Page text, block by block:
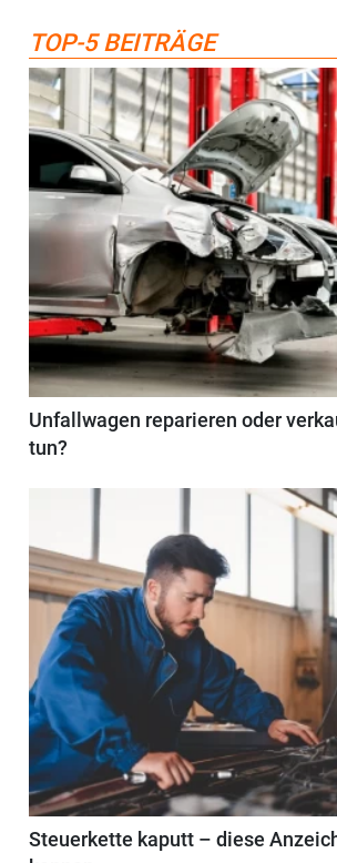
TOP-5 BEITRÄGE
Unfallwagen reparieren oder
tun?
Steuerkette kaputt – diese